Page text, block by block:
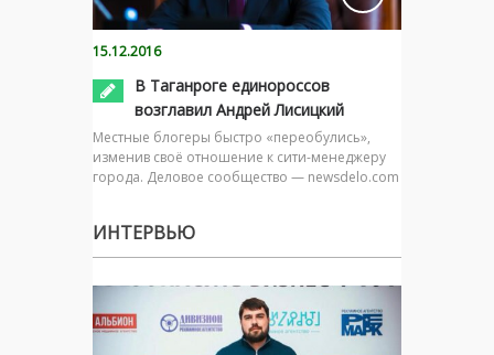
15.12.2016
В Таганроге единороссов
возглавил Андрей Лисицкий
Местные блогеры быстро «переобулись»,
изменив своё отношение к сити-менеджеру
города. Деловое сообщество — newsdelo.com
ИНТЕРВЬЮ